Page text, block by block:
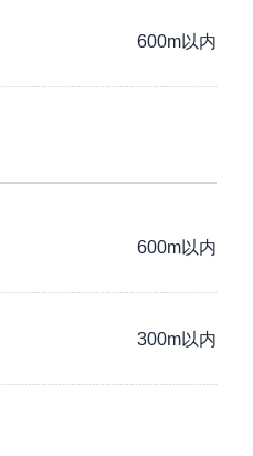
600m以内
600m以内
300m以内